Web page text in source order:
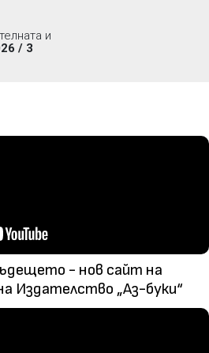
и
/ 3
- нов сайт на
Издателство „Аз-буки“